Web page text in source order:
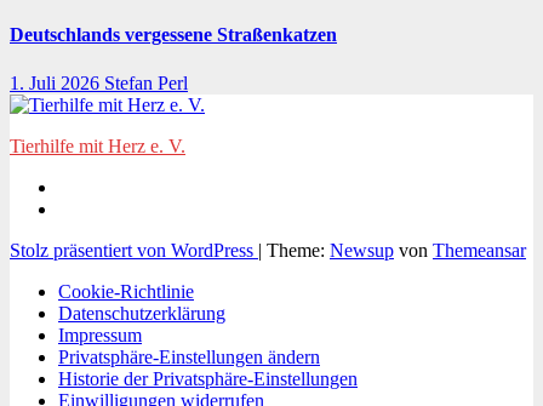
Deutschlands vergessene Straßenkatzen
1. Juli 2026 Stefan Perl
Tierhilfe mit Herz e. V.
Stolz präsentiert von WordPress | Theme: Newsup von Themeansar
Cookie-Richtlinie
Datenschutzerklärung
Impressum
Privatsphäre-Einstellungen ändern
Historie der Privatsphäre-Einstellungen
Einwilligungen widerrufen